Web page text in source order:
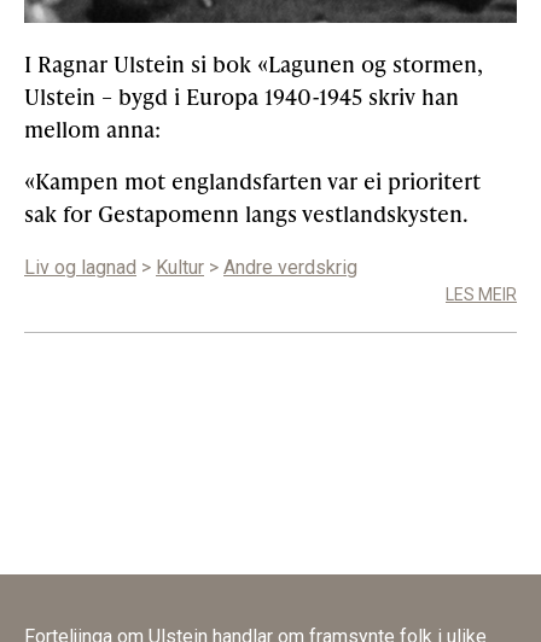
Gløymt passord Allereie medlem?Logg inn
I Ragnar Ulstein si bok «Lagunen og stormen,
Ulstein – bygd i Europa 1940-1945 skriv han
mellom anna:
«Kampen mot englandsfarten var ei prioritert
sak for Gestapomenn langs vestlandskysten.
Liv og lagnad > Kultur > Andre verdskrig
LES MEIR
Forteljinga om Ulstein handlar om framsynte folk i ulike